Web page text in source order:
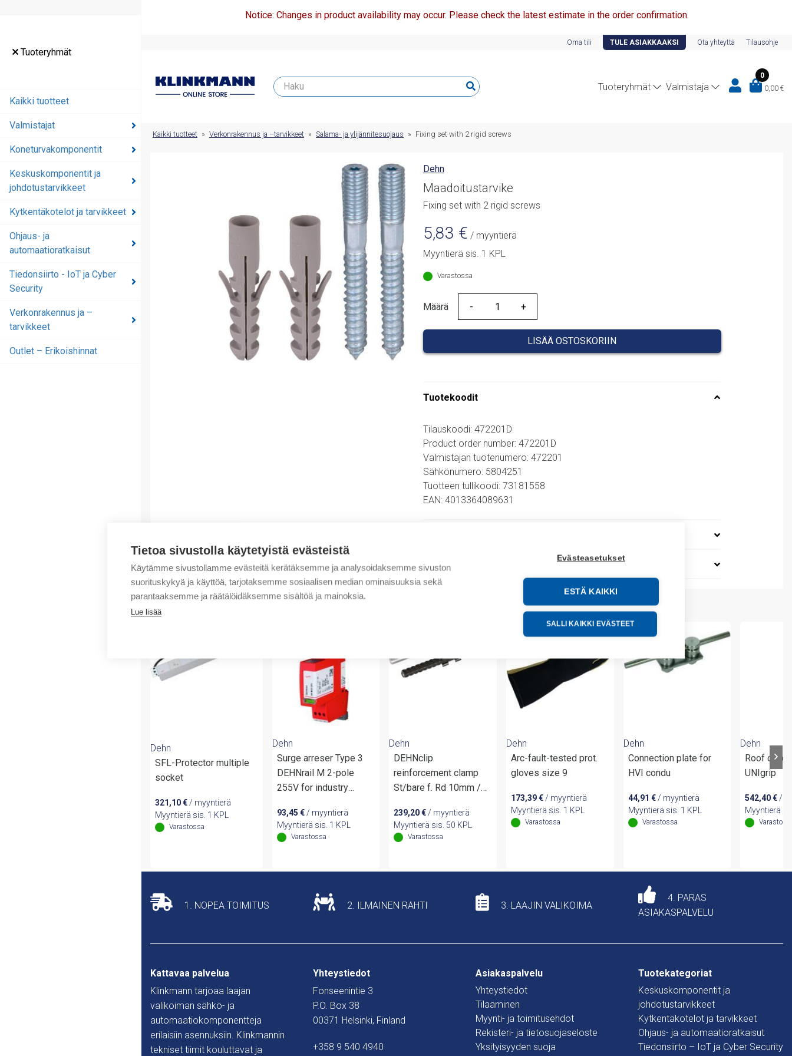
Tietoa sivustolla käytetyistä evästeistä
Käytämme sivustollamme evästeitä kerätäksemme ja analysoidaksemme sivuston
suorituskykyä ja käyttöä, tarjotaksemme sosiaalisen median ominaisuuksia sekä
parantaaksemme ja räätälöidäksemme sisältöä ja mainoksia.
Lue lisää
Evästeasetukset
ESTÄ KAIKKI
SALLI KAIKKI EVÄSTEET
Tuoteryhmät
Kaikki tuotteet
Valmistajat
Koneturvakomponentit
Keskuskomponentit ja
johdotustarvikkeet
Kytkentäkotelot ja tarvikkeet
Ohjaus- ja
automaatioratkaisut
Tiedonsiirto - IoT ja Cyber
Security
Verkonrakennus ja –
tarvikkeet
Outlet – Erikoishinnat
Notice: Changes in product availability may occur. Please check the latest estimate in the order confirmation.
Oma tili TULE ASIAKKAAKSI Ota yhteyttä Tilausohje
Tuoteryhmät Valmistaja
0
0,00 €
automaatioratkaisut
Tiedonsiirto - IoT ja
Verkonrakennus ja –
Kaikki tuotteet » Verkonrakennus ja –tarvikkeet » Salama- ja ylijännitesuojaus » Fixing set with 2 rigid screws
Dehn
Maadoitustarvike
Fixing set with 2 rigid screws
5,83 € / myyntierä
Myyntierä sis. 1 KPL
Varastossa
Määrä
Määrä
LISÄÄ OSTOSKORIIN
Tuotekoodit
Tilauskoodi: 472201D
Product order number: 472201D
Valmistajan tuotenumero: 472201
Sähkönumero: 5804251
Tuotteen tullikoodi: 73181558
EAN: 4013364089631
Liitteet
Tuotteita samalta valmistajalta
Dehn
SFL-Protector multiple
socket
321,10€ / myyntierä
Myyntierä sis. 1 KPL
Varastossa
Dehn
Surge arreser Type 3
DEHNrail M 2-pole
255V for industry
93,45 €/ myyntierä
Myyntierä sis. 1 KPL
Varastossa
Dehn
DEHNclip
reinforcement clamp
St/bare f. Rd 10mm /
239,20€ / myyntierä
Myyntierä sis. 50 KPL
Varastossa
Dehn
Arc-fault-tested prot.
gloves size 9
173,39€ / myyntierä
Myyntierä sis. 1 KPL
Varastossa
Dehn
Connection plate for
HVI condu
44,91 €/ myyntierä
Myyntierä sis. 1 KPL
Varastossa
Dehn
Roof
UNIgrip
542,40€ /
Myyntierä
1. NOPEA TOIMITUS 2. ILMAINEN RAHTI 3. LAAJIN VALIKOIMA
4. PARAS
ASIAKASPALVELU
Kattavaa palvelua
Klinkmann tarjoaa laajan
valikoiman sähkö- ja
automaatiokomponentteja
erilaisiin asennuksiin. Klinkmannin
tekniset tiimit kouluttavat ja
Yhteystiedot
Fonseenintie 3
P.O. Box 38
00371 Helsinki, Finland
+358 9 540 4940
Asiakaspalvelu
Yhteystiedot
Tilaaminen
Myynti- ja toimitusehdot
Rekisteri- ja tietosuojaseloste
Yksityisyyden suoja
Tuotekategoriat
Keskuskomponentit ja
johdotustarvikkeet
Kytkentäkotelot ja tarvikkeet
Ohjaus- ja automaatioratkaisut
Tiedonsiirto – IoT ja Cyber Security